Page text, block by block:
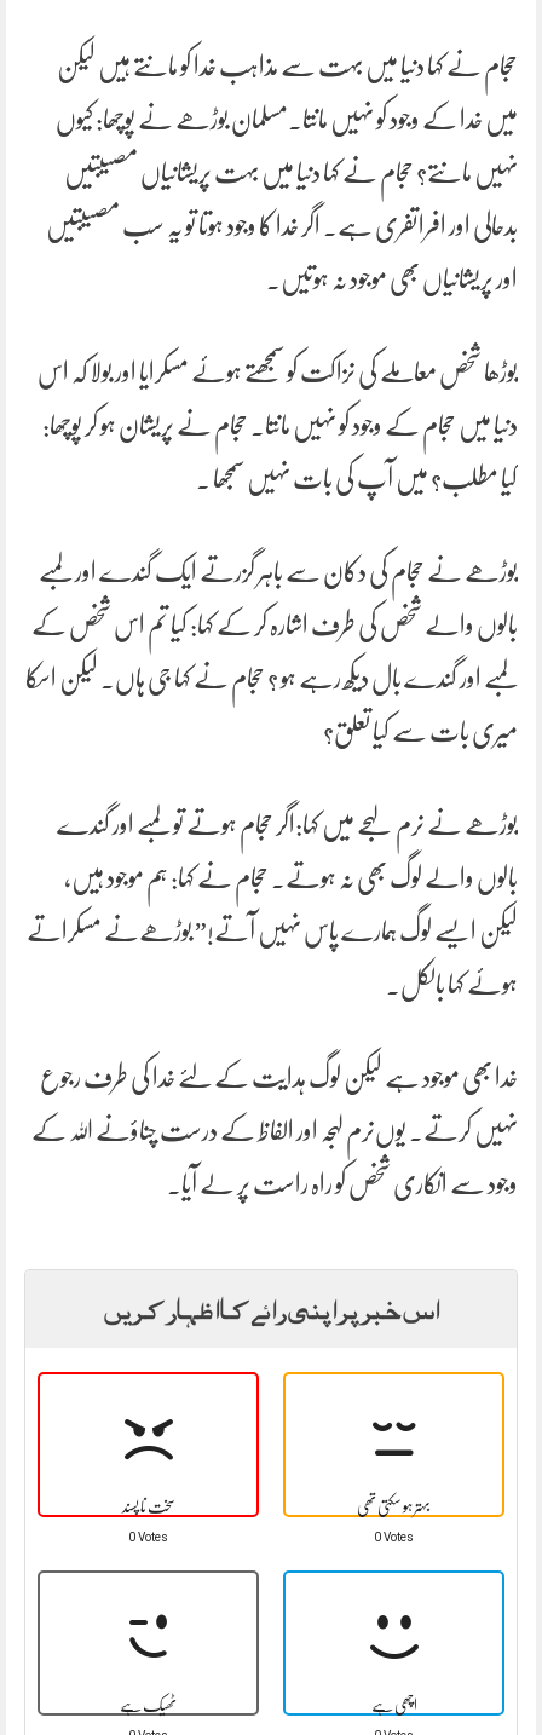
حجام نے کہا دنیا میں بہت سے مذاہب خدا کو مانتے ہیں لیکن
میں خدا کے وجود کو نہیں مانتا۔مسلمان بوڑھے نے پوچھا: کیوں
نہیں مانتے؟ حجام نے کہا دنیا میں بہت پریشانیاں مصیبتیں
بدحالی اور افراتفری ہے۔ اگر خدا کا وجود ہوتا تو یہ سب مصیبتیں
اور پریشانیاں بھی موجود نہ ہوتیں۔
بوڑھا شخص معاملے کی نزاکت کو سمجھتے ہوئے مسکرایا اور بولا کہ اس
دنیا میں حجام کے وجود کو نہیں مانتا۔ حجام نے پریشان ہو کر پوچھا:
کیا مطلب؟ میں آپ کی بات نہیں سمجھا ۔
بوڑھے نے حجام کی دکان سے باہر گزرتے ایک گندے اور لمبے
بالوں والے شخص کی طرف اشارہ کر کے کہا: کیا تم اس شخص کے
لمبے اور گندے بال دیکھ رہے ہو ؟ حجام نے کہا جی ہاں۔ لیکن اسکا
میری بات سے کیا تعلق؟
بوڑھے نے نرم لہجے میں کہا:اگر حجام ہوتے تو لمبے اور گندے
بالوں والے لوگ بھی نہ ہوتے۔ حجام نے کہا: ہم موجود ہیں،
لیکن ایسے لوگ ہمارے پاس نہیں آتے!” بوڑھےنے مسکراتے
ہوئے کہا بالکل۔
خدا بھی موجود ہے لیکن لوگ ہدایت کے لئے خدا کی طرف رجوع
نہیں کرتے۔ یوں‌نرم لہجہ اور الفاظ کے درست چناؤ‌نے اللہ کے
وجود سے انکاری شخص کو راہ راست پر لے آیا۔
اس خبر پر اپنی رائے کا اظہار کریں
سخت نا پسند
0 Votes
بہتر ہو سکتی تھی
0 Votes
ٹھیک ہے اچھی ہے